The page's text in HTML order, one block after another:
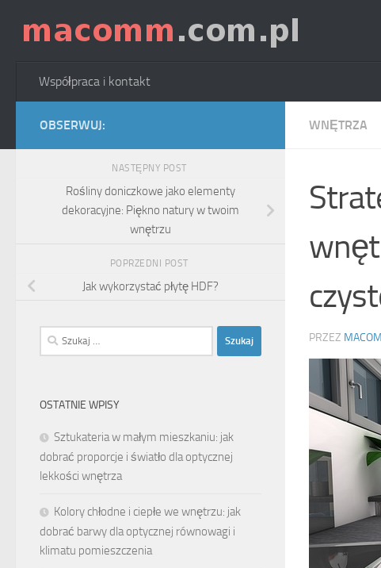
Skip to content
Współpraca i kontakt
WNĘTRZA
PRZEZ
OBSERWUJ:
NASTĘPNY POST
Rośliny doniczkowe jako elementy
dekoracyjne: Piękno natury w twoim
wnętrzu
POPRZEDNI POST
Jak wykorzystać płytę HDF?
Szukaj:
OSTATNIE WPISY
Sztukateria w małym mieszkaniu: jak
dobrać proporcje i światło dla optycznej
lekkości wnętrza
Kolory chłodne i ciepłe we wnętrzu: jak
dobrać barwy dla optycznej równowagi i
klimatu pomieszczenia